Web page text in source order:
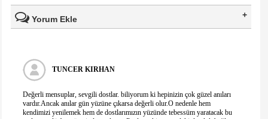
Yorum Ekle
TUNCER KIRHAN
Değerli mensuplar, sevgili dostlar. biliyorum ki hepinizin çok güzel anıları
vardır.Ancak anılar gün yüzüne çıkarsa değerli olur.O nedenle hem
kendimizi yenilemek hem de dostlarımızın yüzünde tebessüm yaratacak bu